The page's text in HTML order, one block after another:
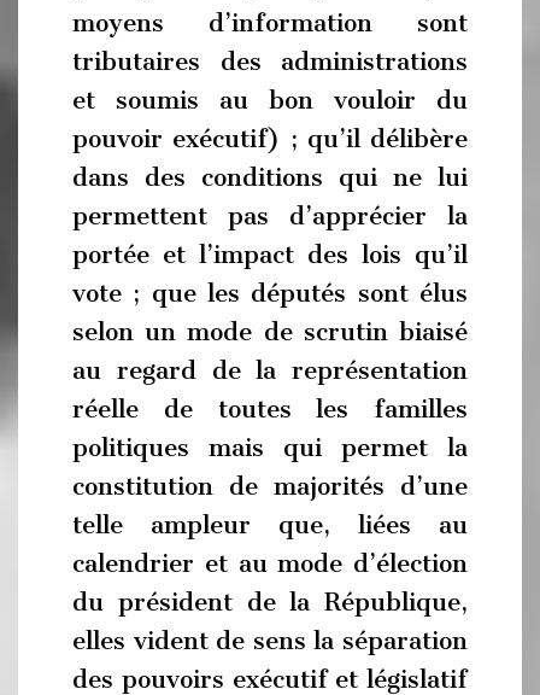
moyens d’information sont
tributaires des administrations
et soumis au bon vouloir du
pouvoir exécutif) ; qu’il délibère
dans des conditions qui ne lui
permettent pas d’apprécier la
portée et l’impact des lois qu’il
vote ; que les députés sont élus
selon un mode de scrutin biaisé
au regard de la représentation
réelle de toutes les familles
politiques mais qui permet la
constitution de majorités d’une
telle ampleur que, liées au
calendrier et au mode d’élection
du président de la République,
elles vident de sens la séparation
des pouvoirs exécutif et législatif